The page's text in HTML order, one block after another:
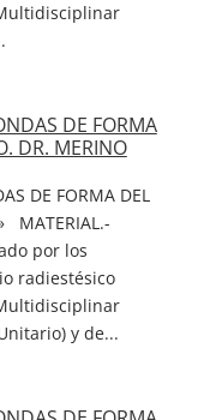
DE FORMA
DR. MERINO
DE FORMA DEL
MATERIAL.-
por los
radiestésico
y de...